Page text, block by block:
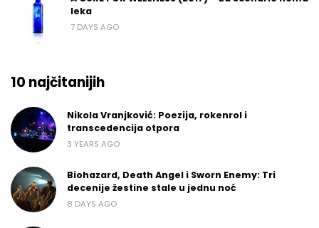
leka
7 DAYS AGO
10 najčitanijih
Nikola Vranjković: Poezija, rokenrol i
transcedencija otpora
3 YEARS AGO
Biohazard, Death Angel i Sworn Enemy: Tri
decenije žestine stale u jednu noć
8 DAYS AGO